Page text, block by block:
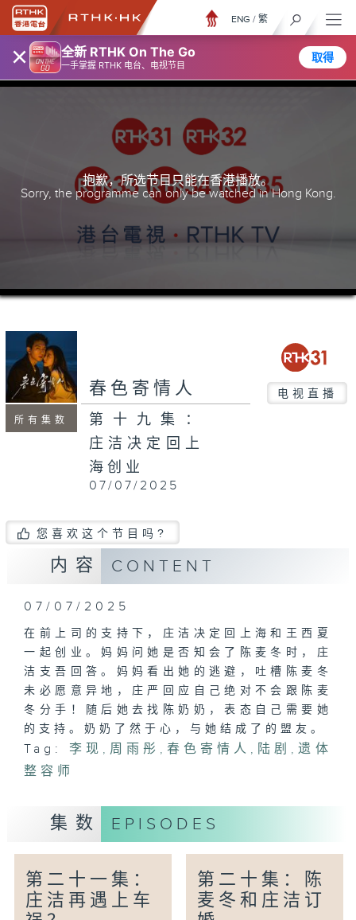
× 全新 RTHK On The Go
一手掌握 RTHK 电台、电视节目
取得
ENG / 繁
抱歉，所选节目只能在香港播放。
Sorry, the programme can only be watched in Hong Kong.
所有集数
春色寄情人 电视直播
第十九集：
庄洁决定回上
海创业
07/07/2025
您喜欢这个节目吗?
内容 CONTENT
07/07/2025
在前上司的支持下，庄洁决定回上海和王西夏
一起创业。妈妈问她是否知会了陈麦冬时，庄
洁支吾回答。妈妈看出她的逃避，吐槽陈麦冬
未必愿意异地，庄严回应自己绝对不会跟陈麦
冬分手！随后她去找陈奶奶，表态自己需要她
的支持。奶奶了然于心，与她结成了的盟友。
Tag: 李现 , 周雨彤 , 春色寄情人 , 陆剧 ,遗体
整容师
集数 EPISODES
第二十一集：
庄洁再遇上车
第二十集：陈
麦冬和庄洁订